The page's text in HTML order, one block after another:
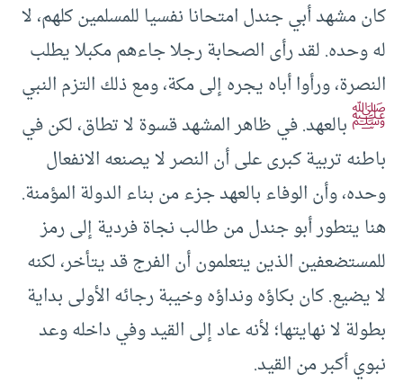
كان مشهد أبي جندل امتحانا نفسيا للمسلمين كلهم، لا
له وحده. لقد رأى الصحابة رجلا جاءهم مكبلا يطلب
النصرة، ورأوا أباه يجره إلى مكة، ومع ذلك التزم النبي
ﷺبالعهد. في ظاهر المشهد قسوة لا تطاق، لكن في
باطنه تربية كبرى على أن النصر لا يصنعه الانفعال
وحده، وأن الوفاء بالعهد جزء من بناء الدولة المؤمنة.
هنا يتطور أبو جندل من طالب نجاة فردية إلى رمز
للمستضعفين الذين يتعلمون أن الفرج قد يتأخر، لكنه
لا يضيع. كان بكاؤه ونداؤه وخيبة رجائه الأولى بداية
بطولة لا نهايتها؛ لأنه عاد إلى القيد وفي داخله وعد
نبوي أكبر من القيد.